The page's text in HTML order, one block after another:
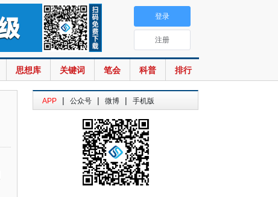
思想库 关键词 笔会 科普 排行
登录
注册
APP | 公众号 | 微博 | 手机版